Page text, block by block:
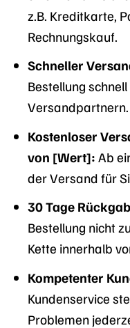
z.B. Kreditkarte,
Rechnungskauf.
Schneller
Bestellung
Versandpartnern.
Kostenloser
von [Wert]: Ab
der Versand für
30 Tage
Bestellung nicht
Kette innerhalb
Kompetenter
Kundenservice
Problemen